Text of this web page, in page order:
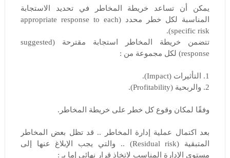
يمكن أن تساعد خريطة المخاطر في تحديد الاستجابة
المناسبة لكل خطر محدد (appropriate response to each
specific risk).
تتضمن خريطة المخاطر استجابة مقترحة (suggested
response) لكل مجموعة من :
1. التأثيرات (Impact).
2. والربحية (Profitability).
وفقًا لمكان وقوع كل خطر على خريطة المخاطر.
بعد اكتمال عملية إدارة المخاطر .. قد تظل بعض المخاطر
المتبقية (Residual risk) .. والتي يجب الإبلاغ عنها إلى
مستوى الإدارة المناسب لاتخاذ قرار نهائي إما بـ :